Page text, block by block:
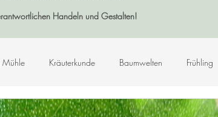
Handeln und Gestalten!
Mühle Kräuterkunde Baumwelten Frühling
Sternenzeit Steinzeit Krafttier - Botschaften